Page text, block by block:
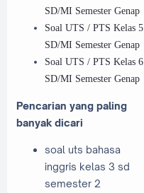
SD/MI Semester Genap
Soal UTS / PTS Kelas 5
SD/MI Semester Genap
Soal UTS / PTS Kelas 6
SD/MI Semester Genap
Pencarian yang paling
banyak dicari
soal uts bahasa
inggris kelas 3 sd
semester 2